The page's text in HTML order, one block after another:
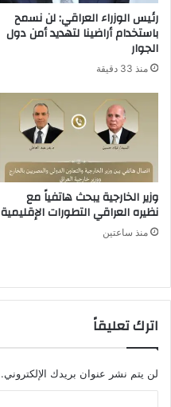
رئيس الوزراء العراقي: لن نسمح
باستخدام أراضينا لتهديد أمن دول
الجوار
منذ 33 دقيقة
وزير الخارجية يبحث هاتفياً مع
نظيره العراقي التطورات الإقليمية
منذ ساعتين
اترك تعليقاً
لن يتم نشر عنوان بريدك الإلكتروني.